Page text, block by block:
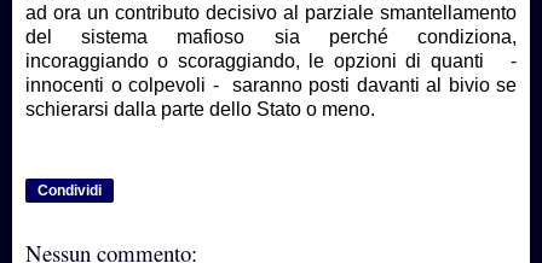
ad ora un contributo decisivo al parziale smantellamento
del sistema mafioso sia perché condiziona,
incoraggiando o scoraggiando, le opzioni di quanti -
innocenti o colpevoli - saranno posti davanti al bivio se
schierarsi dalla parte dello Stato o meno.
Condividi
Nessun commento: